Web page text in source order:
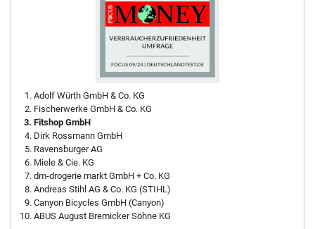
Adolf Würth GmbH & Co. KG
Fischerwerke GmbH & Co. KG
Fitshop GmbH
Dirk Rossmann GmbH
Ravensburger AG
Miele & Cie. KG
dm-drogerie markt GmbH + Co. KG
Andreas Stihl AG & Co. KG (STIHL)
Canyon Bicycles GmbH (Canyon)
ABUS August Bremicker Söhne KG